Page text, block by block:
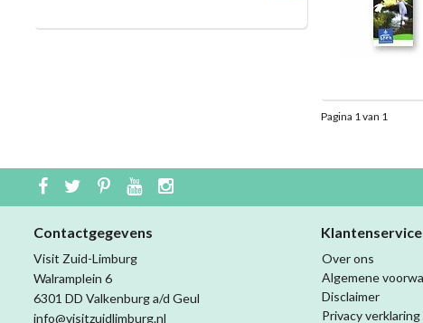
Pagina 1 van 1
Contactgegevens
Visit Zuid-Limburg
Walramplein 6
6301 DD Valkenburg a/d Geul
info@visitzuidlimburg.nl
Klantenservice
Over ons
Algemene
Disclaimer
Privacy